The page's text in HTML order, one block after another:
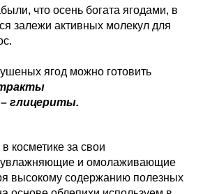
что осень богата ягодами, в
залежи активных молекул для
ягод можно готовить
– глицериты.
косметике за свои
увлажняющие и омолаживающие
высокому содержанию полезных